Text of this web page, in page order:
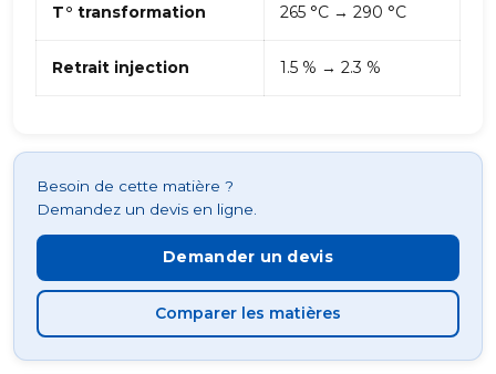
T° transformation 265 °C → 290 °C
Retrait injection 1.5 % → 2.3 %
Besoin de cette matière ?
Demandez un devis en ligne.
Demander un devis
Comparer les matières